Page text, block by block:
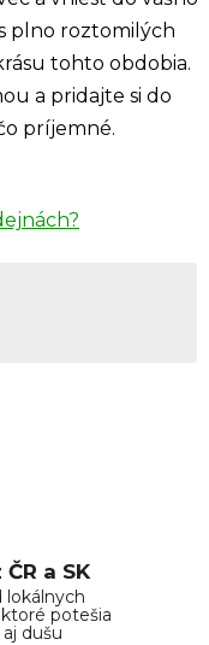
plno roztomilých
tohto obdobia.
a pridajte si do
príjemné.
a SK
lokálnych
potešia
dušu